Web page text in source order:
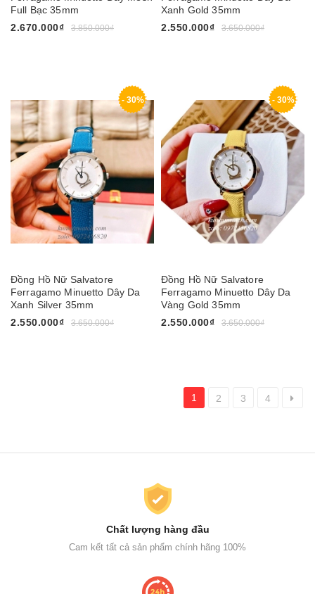
Full Bạc 35mm
2.670.000₫
3.850.000₫
Xanh Gold 35mm
2.550.000₫
3.650.000₫
- 30%
Đồng Hồ Nữ Salvatore
Ferragamo Minuetto Dây Da
Xanh Silver 35mm
2.550.000₫
3.650.000₫
- 30%
Đồng Hồ Nữ Salvatore
Ferragamo Minuetto Dây Da
Vàng Gold 35mm
2.550.000₫
3.650.000₫
1 2 3 4
Chất lượng hàng đầu
Cam kết tất cả sản phẩm chính hãng 100%